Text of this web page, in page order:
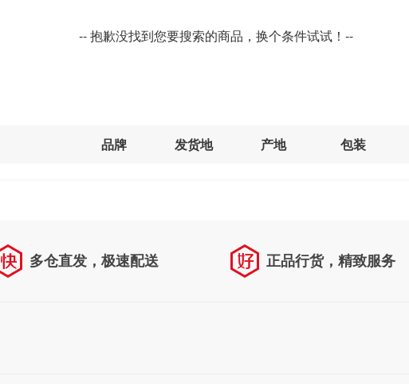
-- 抱歉没找到您要搜索的商品，换个条件试试！--
品牌 发货地 产地 包装
多仓直发，极速配送 正品行货，精致服务